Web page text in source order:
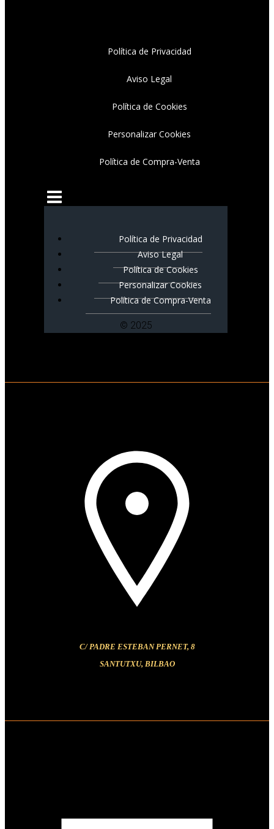
Política de Privacidad
Aviso Legal
Política de Cookies
Personalizar Cookies
Política de Compra-Venta
Política de Privacidad
Aviso Legal
Política de Cookies
Personalizar Cookies
Política de Compra-Venta
© 2025
C/ PADRE ESTEBAN PERNET, 8
SANTUTXU, BILBAO